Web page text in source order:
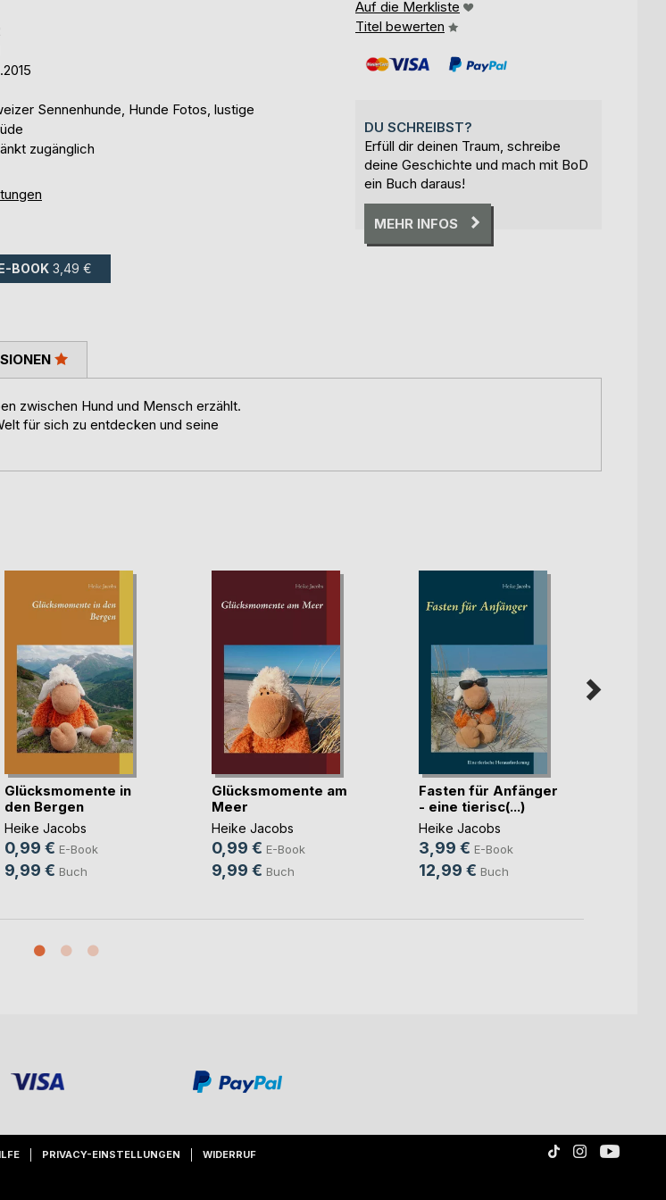
Sennenhunde, Hunde Fotos, lustige
zugänglich
BOOK 3,49 €
Auf die Merkliste
Titel bewerten
DU SCHREIBST?
Erfüll dir deinen Traum, schreibe
deine Geschichte und mach mit BoD
ein Buch daraus!
MEHR INFOS
zwischen Hund und Mensch erzählt.
für sich zu entdecken und seine
Glücksmomente in
den Bergen
Heike Jacobs
0,99 € E-Book
9,99 € Buch
Glücksmomente am
Meer
Heike Jacobs
0,99 € E-Book
9,99 € Buch
Fasten für Anfänger
- eine tierisc(...)
Heike Jacobs
3,99 € E-Book
12,99 € Buch
PRIVACY-EINSTELLUNGEN WIDERRUF